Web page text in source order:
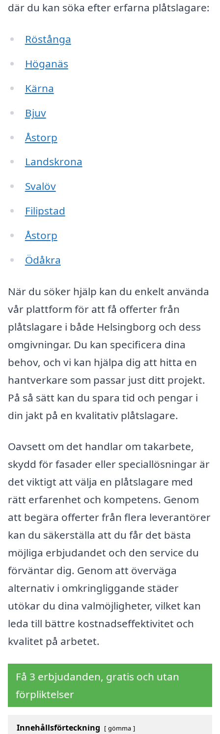
där du kan söka efter erfarna plåtslagare:
Röstånga
Höganäs
Kärna
Bjuv
Åstorp
Landskrona
Svalöv
Filipstad
Åstorp
Ödåkra
När du söker hjälp kan du enkelt använda
vår plattform för att få offerter från
plåtslagare i både Helsingborg och dess
omgivningar. Du kan specificera dina
behov, och vi kan hjälpa dig att hitta en
hantverkare som passar just ditt projekt.
På så sätt kan du spara tid och pengar i
din jakt på en kvalitativ plåtslagare.
Oavsett om det handlar om takarbete,
skydd för fasader eller speciallösningar är
det viktigt att välja en plåtslagare med
rätt erfarenhet och kompetens. Genom
att begära offerter från flera leverantörer
kan du säkerställa att du får det bästa
möjliga erbjudandet och den service du
förväntar dig. Genom att överväga
alternativ i omkringliggande städer
utökar du dina valmöjligheter, vilket kan
leda till bättre kostnadseffektivitet och
kvalitet på arbetet.
Få 3 erbjudanden, gratis och utan
förpliktelser
Innehållsförteckning gömma